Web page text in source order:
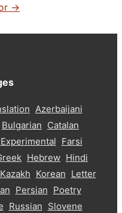
→
Azerbaijani
Bulgarian Catalan
Experimental Farsi
Hebrew Hindi
Kazakh Korean Letter
Persian Poetry
Russian Slovene